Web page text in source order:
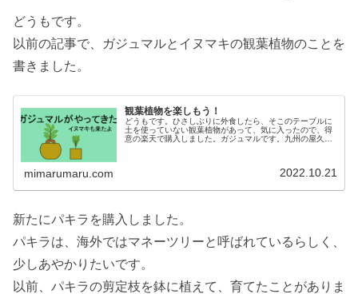
どうもです。
以前の記事で、ガジュマルとイヌマキの観葉植物のことを
書きました。
観葉植物を楽しもう！
どうもです。ひさしぶりに外食したら、そこのテーブルに
土を使っていない観葉植物があって、気に入ったので、得
意の楽天で購入しました。ガジュマルです。九州の屋久島
mimarumaru.com 2022.10.21
新たにパキラを購入しました。
パキラは、海外ではマネーツリーと呼ばれているらしく、
少しあやかりたいです。
以前、パキラの剪定枝を鉢に植えて、育てたことがありま